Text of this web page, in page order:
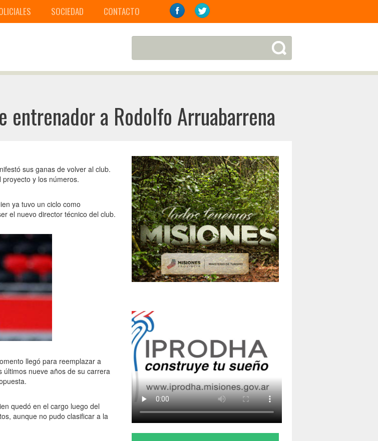
SOCIEDAD CONTACTO
a Rodolfo Arruabarrena
sus ganas de volver al club.
y los números.
ya tuvo un ciclo como
el nuevo director técnico del club.
llegó para reemplazar a
últimos nueve años de su carrera
quedó en el cargo luego del
aunque no pudo clasificar a la